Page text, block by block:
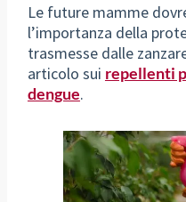
Le future mamme
l’importanza della
trasmesse dalle
articolo sui repellenti
dengue.